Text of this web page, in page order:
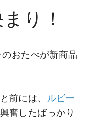
り！
おたべが新商品
前には、 ルビー
奮したばっかり